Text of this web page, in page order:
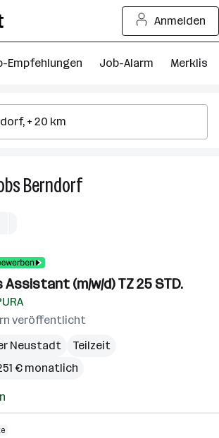
Anmelden
Empfehlungen Job-Alarm Merkliste
Berndorf5
Assistant (m/w/d) TZ 25 STD.
veröffentlicht
Neustadt
Teilzeit
€ monatlich